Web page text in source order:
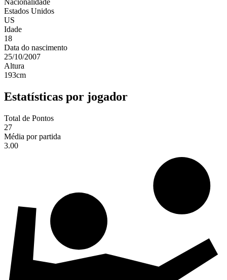
Nacionalidade
Estados Unidos
US
Idade
18
Data do nascimento
25/10/2007
Altura
193cm
Estatísticas por jogador
Total de Pontos
27
Média por partida
3.00